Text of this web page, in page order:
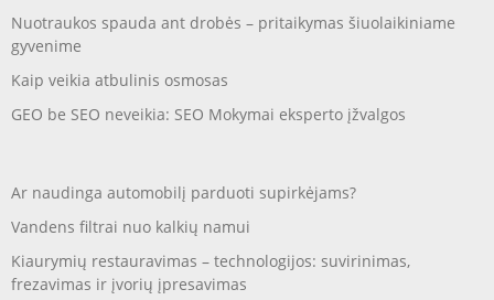
Nuotraukos spauda ant drobės – pritaikymas šiuolaikiniame
gyvenime
Kaip veikia atbulinis osmosas
GEO be SEO neveikia: SEO Mokymai eksperto įžvalgos
Ar naudinga automobilį parduoti supirkėjams?
Vandens filtrai nuo kalkių namui
Kiaurymių restauravimas – technologijos: suvirinimas,
frezavimas ir įvorių įpresavimas